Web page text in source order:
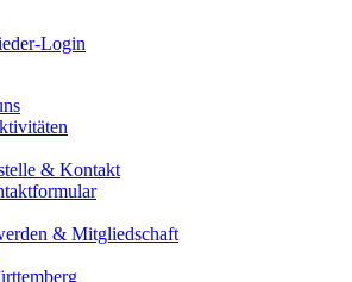
Login
& Kontakt
& Mitgliedschaft